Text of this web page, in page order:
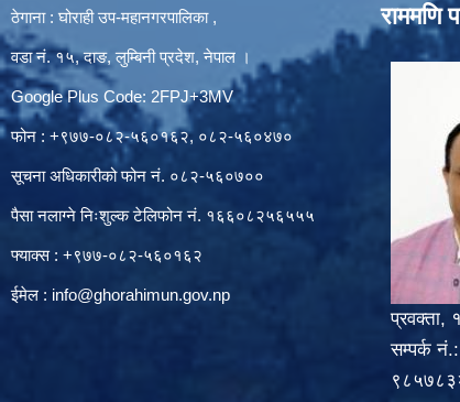
ठेगाना : घोराही उप-महानगरपालिका ,
वडा नं. १५, दाङ, लुम्बिनी प्रदेश, नेपाल ।
Google Plus Code: 2FPJ+3MV
फोन : +९७७-०८२-५६०१६२, ०८२-५६०४७०
सूचना अधिकारीको फोन नं. ०८२-५६०७००
पैसा नलाग्ने निःशुल्क टेलिफोन नं. १६६०८२५६५५५
फ्याक्स : +९७७-०८२-५६०१६२
ईमेल : info@ghorahimun.gov.np
राममणि
प्रवक्ता,
सम्पर्क नं.: